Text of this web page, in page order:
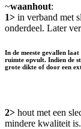
~waanhout:
1> in verband met
onderdeel. Later
In de meeste gevallen
ruimte opvult. Indien de
grote dikte of door een
2> hout met een
mindere kwaliteit is.